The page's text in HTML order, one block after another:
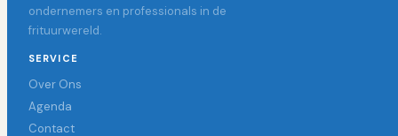
ondernemers en professionals in de
frituurwereld.
SERVICE
Over Ons
Agenda
Contact